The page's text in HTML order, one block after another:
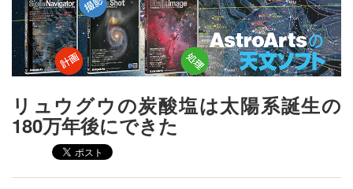
リュウグウの炭酸塩は太陽系誕生の
180万年後にできた